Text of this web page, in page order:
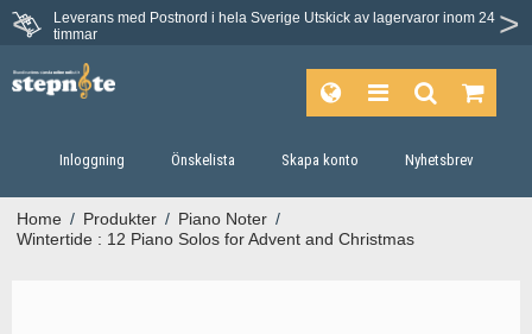
Leverans med Postnord i hela Sverige Utskick av lagervaror inom 24
timmar
Inloggning Önskelista Skapa konto Nyhetsbrev
Home / Produkter / Piano Noter /
Wintertide : 12 Piano Solos for Advent and Christmas